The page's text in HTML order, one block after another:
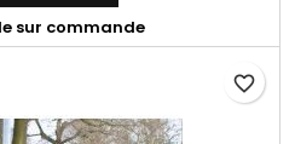
sur commande
favorite_border